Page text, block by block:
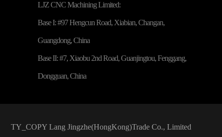
LJZ CNC Machining Limited:
Base I: #97 Hengcun Road, Xiabian, Changan,
Guangdong, China
Base II: #7, Xiaobu 2nd Road, Guanjingtou, Fenggang,
Dongguan, China
TY_COPY Lang Jingzhe(HongKong)Trade Co., Limited